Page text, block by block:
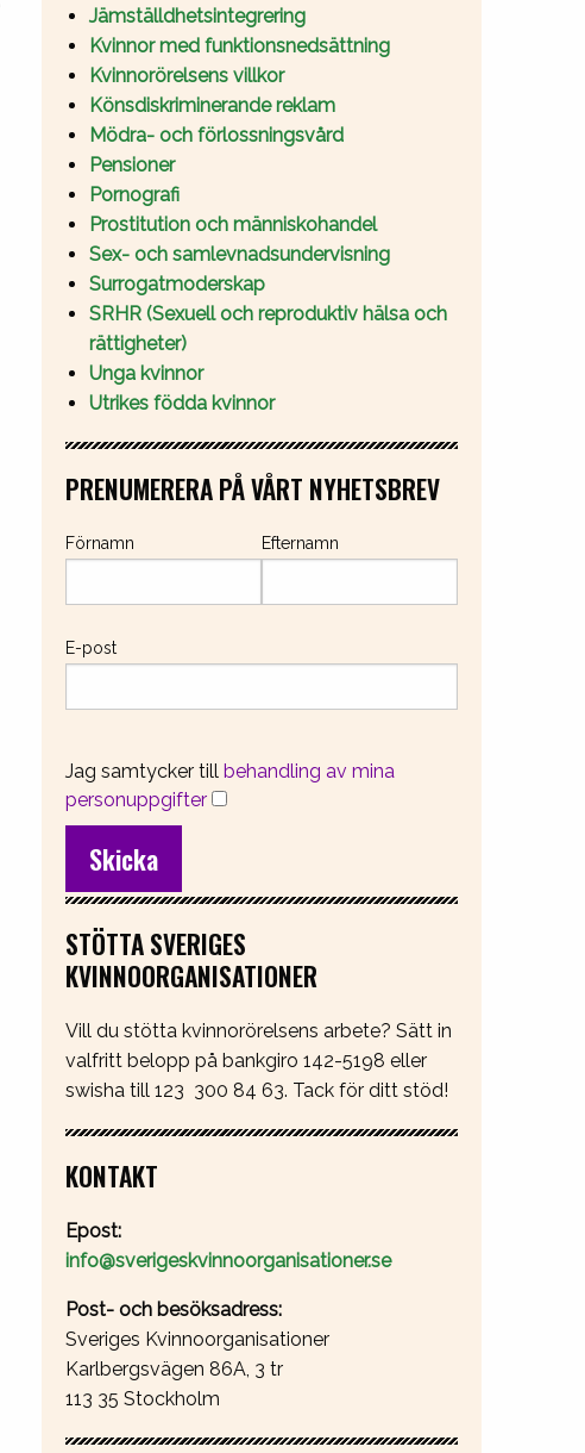
Jämställdhetsintegrering
Kvinnor med funktionsnedsättning
Kvinnorörelsens villkor
Könsdiskriminerande reklam
Mödra- och förlossningsvård
Pensioner
Pornografi
Prostitution och människohandel
Sex- och samlevnadsundervisning
Surrogatmoderskap
SRHR (Sexuell och reproduktiv hälsa och
rättigheter)
Unga kvinnor
Utrikes födda kvinnor
PRENUMERERA PÅ VÅRT NYHETSBREV
Förnamn Efternamn
E-post
Jag samtycker till behandling av mina
personuppgifter
STÖTTA SVERIGES
KVINNOORGANISATIONER
Vill du stötta kvinnorörelsens arbete? Sätt in
valfritt belopp på bankgiro 142-5198 eller
swisha till 123 300 84 63. Tack för ditt stöd!
KONTAKT
Epost:
info@sverigeskvinnoorganisationer.se
Post- och besöksadress:
Sveriges Kvinnoorganisationer
Karlbergsvägen 86A, 3 tr
113 35 Stockholm